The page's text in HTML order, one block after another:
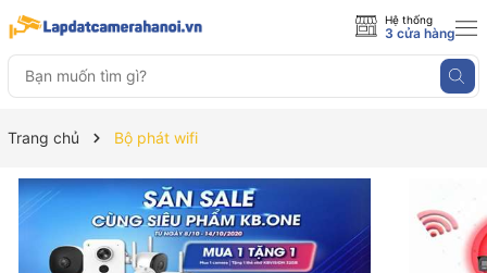
Hệ thống
3 cửa hàng
Trang chủ Bộ phát wifi